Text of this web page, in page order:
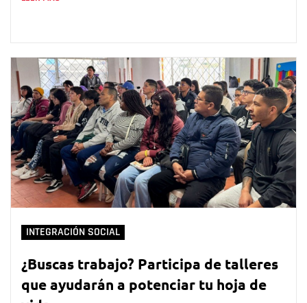
INTEGRACIÓN SOCIAL
¿Buscas trabajo? Participa de talleres
que ayudarán a potenciar tu hoja de